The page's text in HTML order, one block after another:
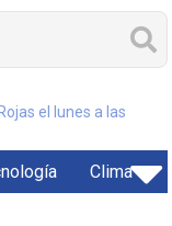
el lunes a las
Clima